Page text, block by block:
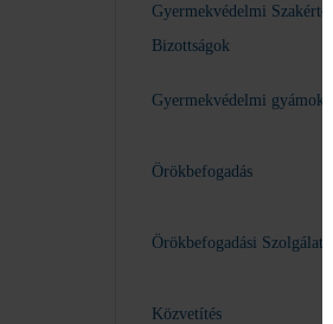
Gyermekvédelmi Szakértői
Bizottságok
Gyermekvédelmi gyámok
Örökbefogadás
Örökbefogadási Szolgálatok
Közvetítés